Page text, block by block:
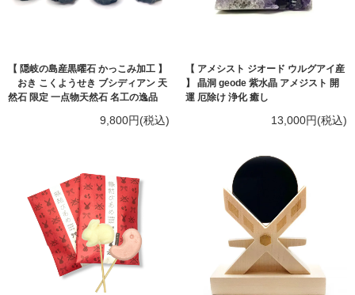
【 隠岐の島産黒曜石 かっこみ加工 】
おき こくようせき ブシディアン 天
然石 限定 一点物天然石 名工の逸品
9,800円(税込)
【 アメシスト ジオード ウルグアイ産
】 晶洞 geode 紫水晶 アメジスト 開
運 厄除け 浄化 癒し
13,000円(税込)